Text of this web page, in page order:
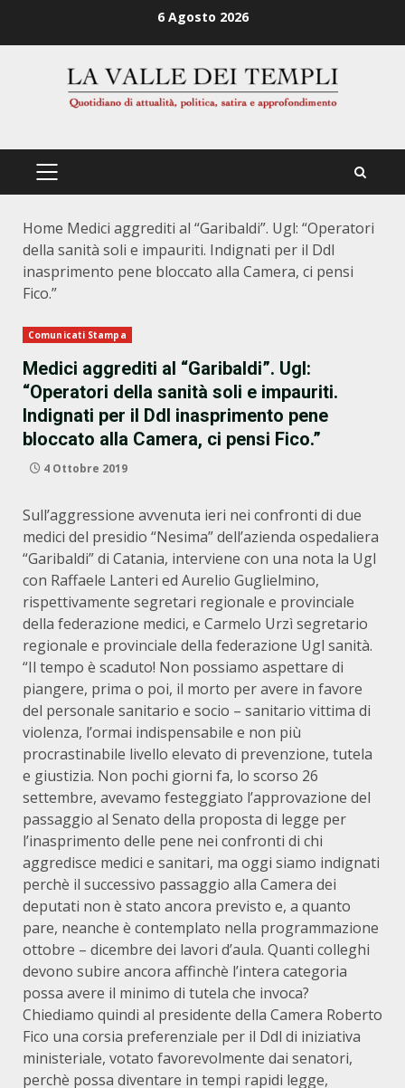
6 Agosto 2026
PRIMÄRES
Home Medici aggrediti al “Garibaldi”. Ugl: “Operatori
della sanità soli e impauriti. Indignati per il Ddl
inasprimento pene bloccato alla Camera, ci pensi
Fico.”
Comunicati Stampa
Medici aggrediti al “Garibaldi”. Ugl:
“Operatori della sanità soli e impauriti.
Indignati per il Ddl inasprimento pene
bloccato alla Camera, ci pensi Fico.”
4 Ottobre 2019
Sull’aggressione avvenuta ieri nei confronti di due
medici del presidio “Nesima” dell’azienda ospedaliera
“Garibaldi” di Catania, interviene con una nota la Ugl
con Raffaele Lanteri ed Aurelio Guglielmino,
rispettivamente segretari regionale e provinciale
della federazione medici, e Carmelo Urzì segretario
regionale e provinciale della federazione Ugl sanità.
“Il tempo è scaduto! Non possiamo aspettare di
piangere, prima o poi, il morto per avere in favore
del personale sanitario e socio – sanitario vittima di
violenza, l’ormai indispensabile e non più
procrastinabile livello elevato di prevenzione, tutela
e giustizia. Non pochi giorni fa, lo scorso 26
settembre, avevamo festeggiato l’approvazione del
passaggio al Senato della proposta di legge per
l’inasprimento delle pene nei confronti di chi
aggredisce medici e sanitari, ma oggi siamo indignati
perchè il successivo passaggio alla Camera dei
deputati non è stato ancora previsto e, a quanto
pare, neanche è contemplato nella programmazione
ottobre – dicembre dei lavori d’aula. Quanti colleghi
devono subire ancora affinchè l’intera categoria
possa avere il minimo di tutela che invoca?
Chiediamo quindi al presidente della Camera Roberto
Fico una corsia preferenziale per il Ddl di iniziativa
ministeriale, votato favorevolmente dai senatori,
perchè possa diventare in tempi rapidi legge,